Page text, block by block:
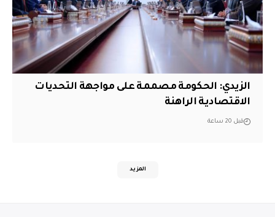
الزيدي: الحكومة مصممة على مواجهة التحديات
الاقتصادية الراهنة
قبل 20 ساعة
المزيد